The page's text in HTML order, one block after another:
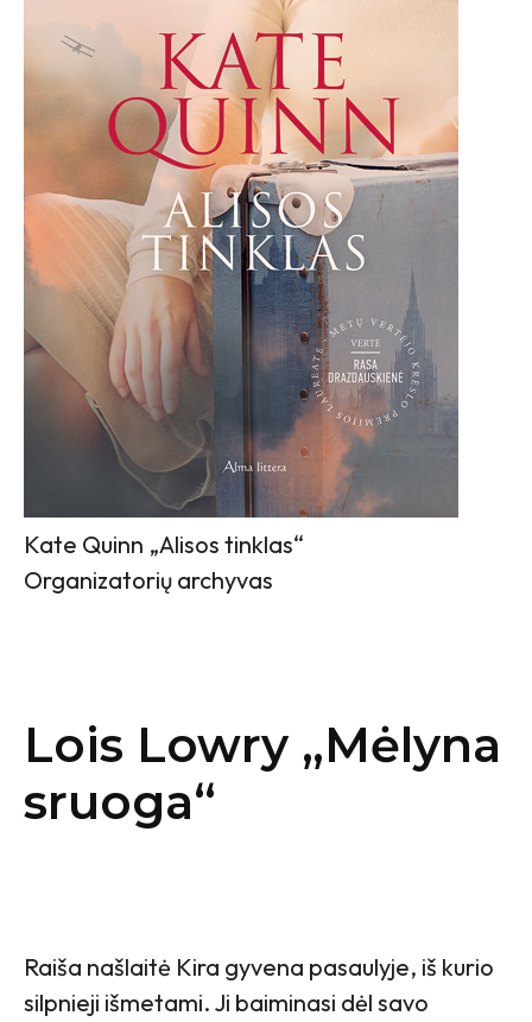
Kate Quinn „Alisos tinklas“
Organizatorių archyvas
Lois Lowry „Mėlyna
sruoga“
Raiša našlaitė Kira gyvena pasaulyje, iš kurio
silpnieji išmetami. Ji baiminasi dėl savo